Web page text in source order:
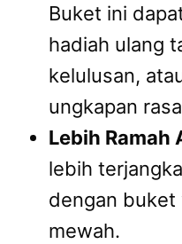
Buket ini
hadiah ulang
kelulusan,
ungkapan
Lebih Ramah
lebih
dengan buket
mewah.